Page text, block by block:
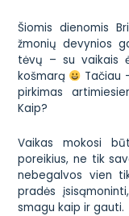
Šiomis dienomis
žmonių devynios
tėvų – su vaikais
košmarą
Tačiau
pirkimas
Kaip?
Vaikas mokosi
poreikius, ne tik
nebegalvos vien
pradės
smagu kaip ir gauti.